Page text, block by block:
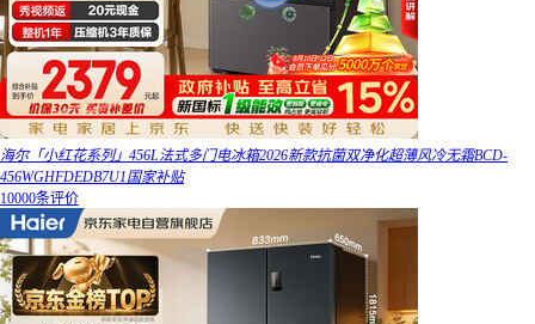
海尔「小红花系列」456L法式多门电冰箱2026新款抗菌双净化超薄风冷无霜BCD-
456WGHFDEDB7U1国家补贴
10000条评价